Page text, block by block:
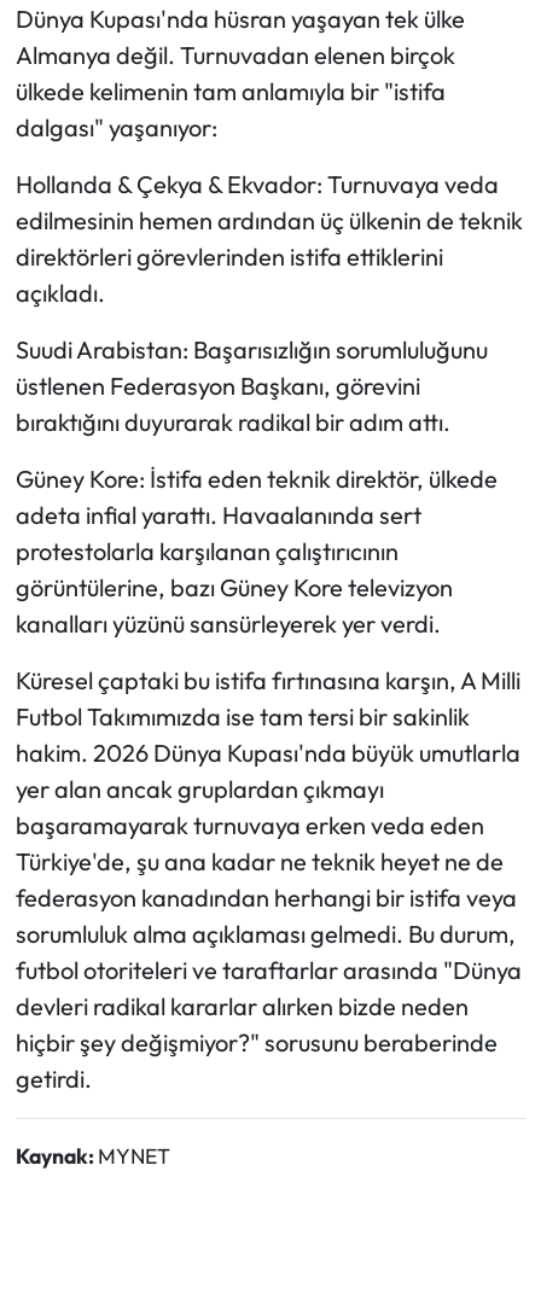
Dünya Kupası'nda hüsran yaşayan tek ülke
Almanya değil. Turnuvadan elenen birçok
ülkede kelimenin tam anlamıyla bir "istifa
dalgası" yaşanıyor:
Hollanda & Çekya & Ekvador: Turnuvaya veda
edilmesinin hemen ardından üç ülkenin de teknik
direktörleri görevlerinden istifa ettiklerini
açıkladı.
Suudi Arabistan: Başarısızlığın sorumluluğunu
üstlenen Federasyon Başkanı, görevini
bıraktığını duyurarak radikal bir adım attı.
Güney Kore: İstifa eden teknik direktör, ülkede
adeta infial yarattı. Havaalanında sert
protestolarla karşılanan çalıştırıcının
görüntülerine, bazı Güney Kore televizyon
kanalları yüzünü sansürleyerek yer verdi.
Küresel çaptaki bu istifa fırtınasına karşın, A Milli
Futbol Takımımızda ise tam tersi bir sakinlik
hakim. 2026 Dünya Kupası'nda büyük umutlarla
yer alan ancak gruplardan çıkmayı
başaramayarak turnuvaya erken veda eden
Türkiye'de, şu ana kadar ne teknik heyet ne de
federasyon kanadından herhangi bir istifa veya
sorumluluk alma açıklaması gelmedi. Bu durum,
futbol otoriteleri ve taraftarlar arasında "Dünya
devleri radikal kararlar alırken bizde neden
hiçbir şey değişmiyor?" sorusunu beraberinde
getirdi.
Kaynak: MYNET